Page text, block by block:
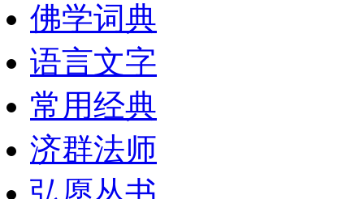
佛学词典
语言文字
常用经典
济群法师